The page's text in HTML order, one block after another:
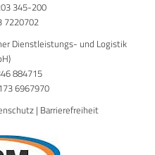
345-200
7220702
Dienstleistungs- und Logistik
884715
6967970
| Barrierefreiheit